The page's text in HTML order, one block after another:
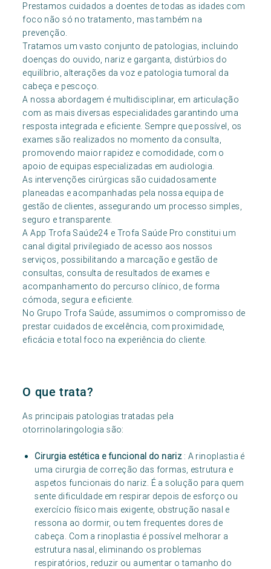
Prestamos cuidados a doentes de todas as idades com
foco não só no tratamento, mas também na
prevenção.
Tratamos um vasto conjunto de patologias, incluindo
doenças do ouvido, nariz e garganta, distúrbios do
equilíbrio, alterações da voz e patologia tumoral da
cabeça e pescoço.
A nossa abordagem é multidisciplinar, em articulação
com as mais diversas especialidades garantindo uma
resposta integrada e eficiente. Sempre que possível, os
exames são realizados no momento da consulta,
promovendo maior rapidez e comodidade, com o
apoio de equipas especializadas em audiologia.
As intervenções cirúrgicas são cuidadosamente
planeadas e acompanhadas pela nossa equipa de
gestão de clientes, assegurando um processo simples,
seguro e transparente.
A App Trofa Saúde24 e Trofa Saúde Pro constitui um
canal digital privilegiado de acesso aos nossos
serviços, possibilitando a marcação e gestão de
consultas, consulta de resultados de exames e
acompanhamento do percurso clínico, de forma
cómoda, segura e eficiente.
No Grupo Trofa Saúde, assumimos o compromisso de
prestar cuidados de excelência, com proximidade,
eficácia e total foco na experiência do cliente.
O que trata?
As principais patologias tratadas pela
otorrinolaringologia são:
Cirurgia estética e funcional do nariz: A rinoplastia é
uma cirurgia de correção das formas, estrutura e
aspetos funcionais do nariz. É a solução para quem
sente dificuldade em respirar depois de esforço ou
exercício físico mais exigente, obstrução nasal e
ressona ao dormir, ou tem frequentes dores de
cabeça. Com a rinoplastia é possível melhorar a
estrutura nasal, eliminando os problemas
respiratórios, reduzir ou aumentar o tamanho do